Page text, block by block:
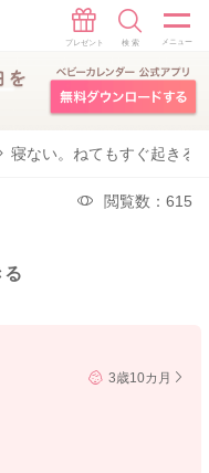
寝ない。ねてもすぐ起きる
閲覧数：615
る
3歳10カ月